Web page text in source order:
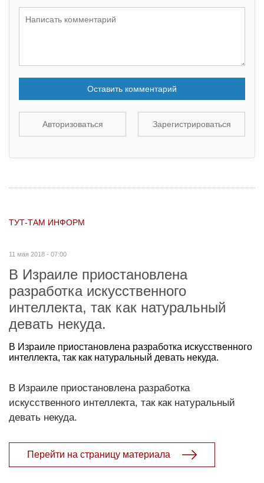
Оставить комментарий
Авторизоваться Зарегистрироваться
ТУТ-ТАМ ИНФОРМ
11 мая 2018 - 07:00
В Израиле приостановлена
разработка искусственного
интеллекта, так как натуральный
девать некуда.
В Израиле приостановлена разработка искусственного
интеллекта, так как натуральный девать некуда.
В Израиле приостановлена разработка
искусственного интеллекта, так как натуральный
девать некуда.
Перейти на страницу материала